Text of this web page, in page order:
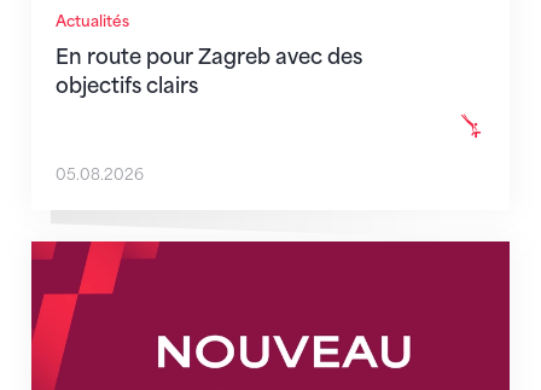
Actualités
En route pour Zagreb avec des
objectifs clairs
05.08.2026
Nouveaux horaires du secrétariat dès le 1er août